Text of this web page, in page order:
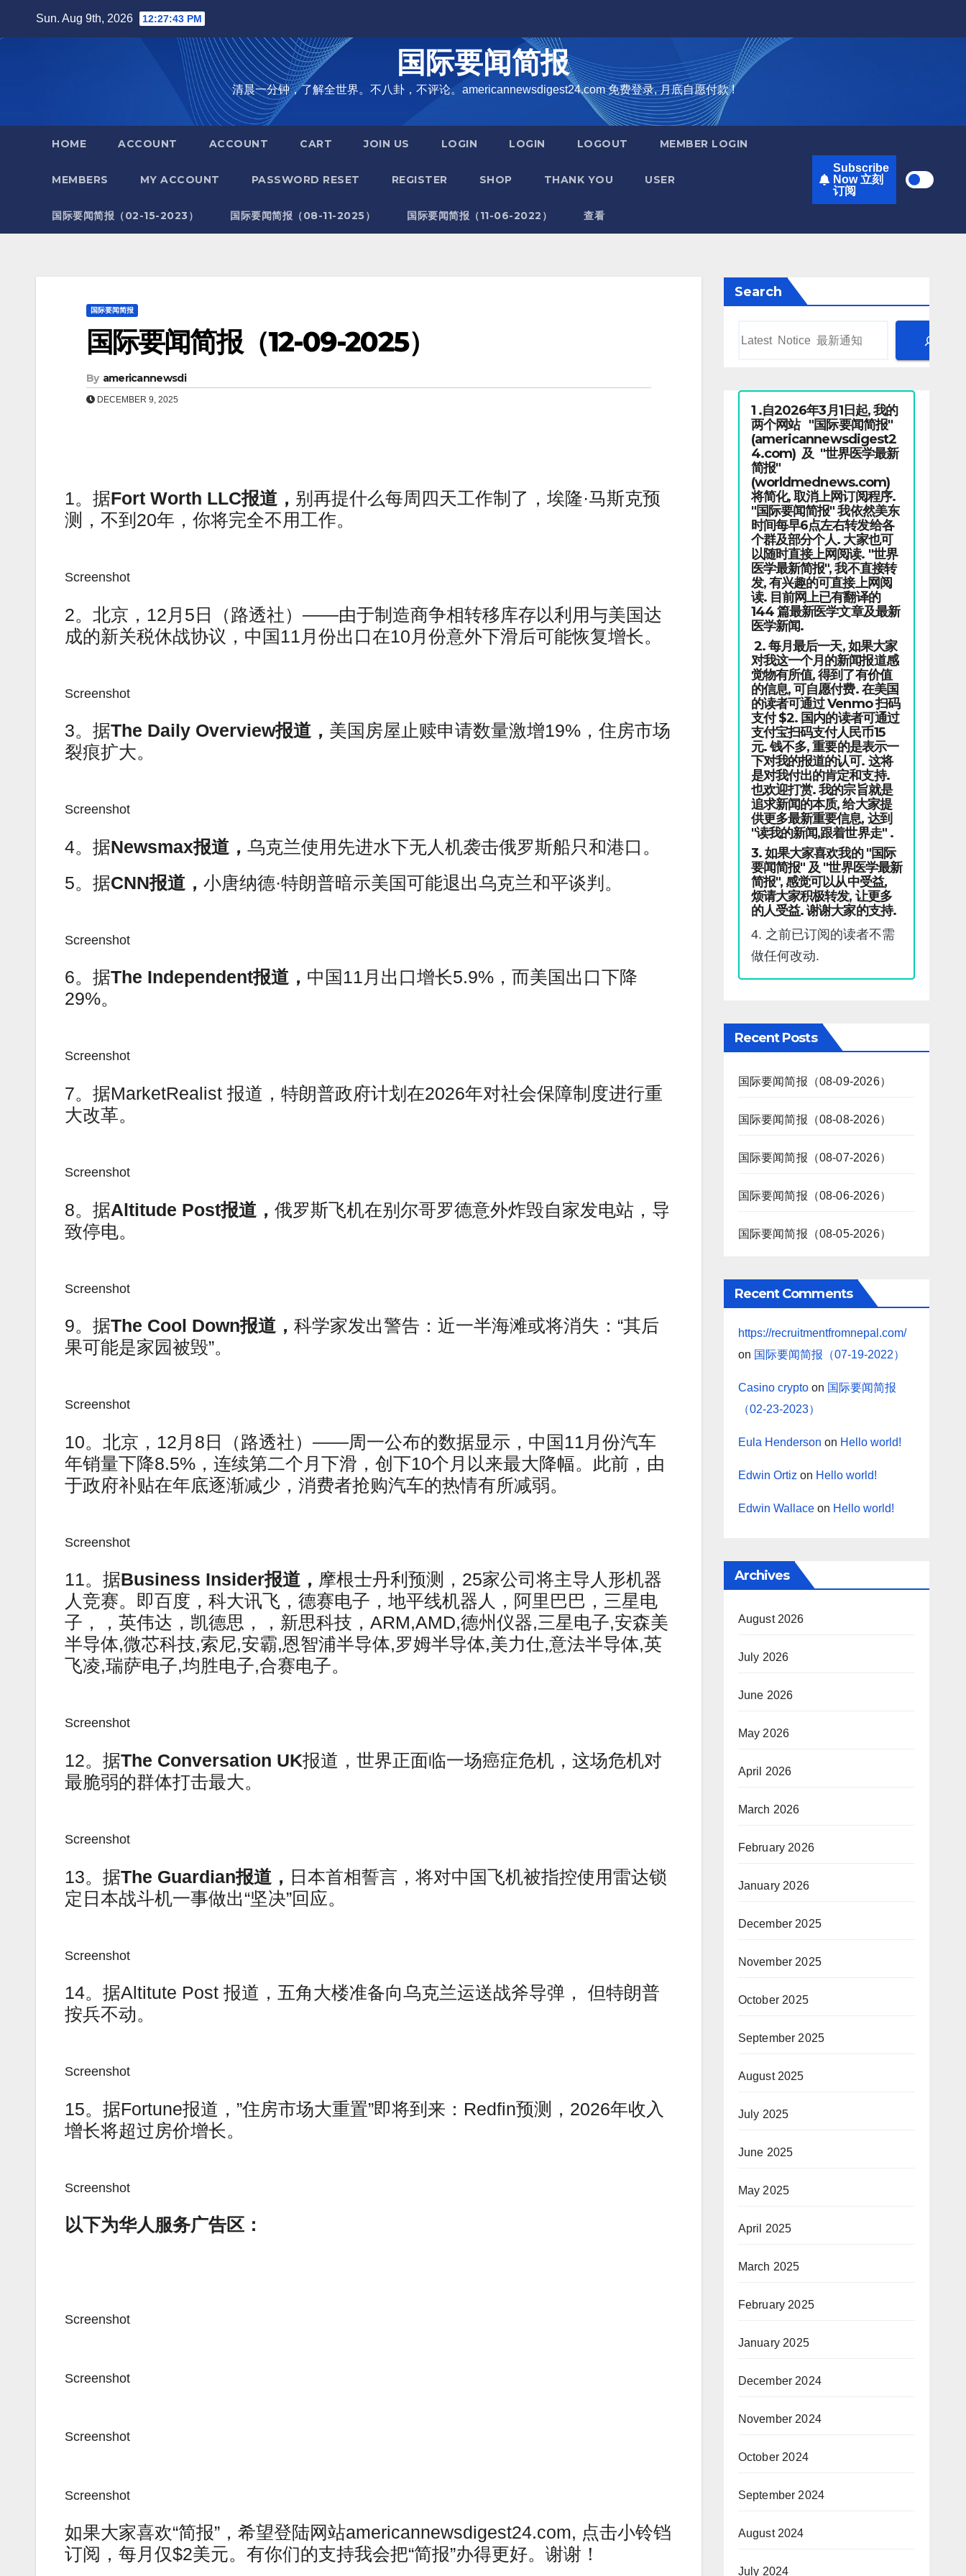
Sun. Aug 9th, 2026 12:27:44 PM
国际要闻简报
清晨一分钟，了解全世界。不八卦，不评论。americannewsdigest24.com 免费登录, 月底自愿付款 !
HOME ACCOUNT ACCOUNT CART JOIN US LOGIN LOGIN LOGOUT MEMBER LOGIN
MEMBERS MY ACCOUNT PASSWORD RESET REGISTER SHOP THANK YOU USER
国际要闻简报（02-15-2023） 国际要闻简报（08-11-2025） 国际要闻简报（11-06-2022） 查看
Subscribe
Now 立刻
订阅
国际要闻简报
国际要闻简报（12-09-2025）
By americannewsdi
DECEMBER 9, 2025
1。据Fort Worth LLC报道， 别再提什么每周四天工作制了，埃隆·马斯克预
测，不到20年，你将完全不用工作。
Screenshot
2。北京，12月5日（路透社）——由于制造商争相转移库存以利用与美国达
成的新关税休战协议，中国11月份出口在10月份意外下滑后可能恢复增长。
Screenshot
3。据The Daily Overview报道， 美国房屋止赎申请数量激增19%，住房市场
裂痕扩大。
Screenshot
4。据Newsmax报道， 乌克兰使用先进水下无人机袭击俄罗斯船只和港口。
5。据CNN报道， 小唐纳德·特朗普暗示美国可能退出乌克兰和平谈判。
Screenshot
6。据The Independent报道， 中国11月出口增长5.9%，而美国出口下降
29%。
Screenshot
7。据MarketRealist 报道，特朗普政府计划在2026年对社会保障制度进行重
大改革。
Screenshot
8。据Altitude Post报道， 俄罗斯飞机在别尔哥罗德意外炸毁自家发电站，导
致停电。
Screenshot
9。据The Cool Down报道， 科学家发出警告：近一半海滩或将消失：“其后
果可能是家园被毁”。
Screenshot
10。北京，12月8日（路透社）——周一公布的数据显示，中国11月份汽车
年销量下降8.5%，连续第二个月下滑，创下10个月以来最大降幅。此前，由
于政府补贴在年底逐渐减少，消费者抢购汽车的热情有所减弱。
Screenshot
11。据Business Insider报道， 摩根士丹利预测，25家公司将主导人形机器
人竞赛。即百度，科大讯飞，德赛电子，地平线机器人，阿里巴巴，三星电
子，，英伟达，凯德思，，新思科技，ARM,AMD,德州仪器,三星电子,安森美
半导体,微芯科技,索尼,安霸,恩智浦半导体,罗姆半导体,美力仕,意法半导体,英
飞凌,瑞萨电子,均胜电子,合赛电子。
Screenshot
12。据The Conversation UK报道，世界正面临一场癌症危机，这场危机对
最脆弱的群体打击最大。
Screenshot
13。据The Guardian报道， 日本首相誓言，将对中国飞机被指控使用雷达锁
定日本战斗机一事做出“坚决”回应。
Screenshot
14。据Altitute Post 报道，五角大楼准备向乌克兰运送战斧导弹， 但特朗普
按兵不动。
Screenshot
15。据Fortune报道，”住房市场大重置”即将到来：Redfin预测，2026年收入
增长将超过房价增长。
Screenshot
以下为华人服务广告区：
Screenshot
Screenshot
Screenshot
Screenshot
如果大家喜欢“简报”，希望登陆网站americannewsdigest24.com, 点击小铃铛
订阅，每月仅$2美元。有你们的支持我会把“简报”办得更好。谢谢！
Search
1 .自2026年3月1日起, 我的
两个网站 "国际要闻简报"
(americannewsdigest2
4.com) 及 "世界医学最新
简报"
(worldmednews.com)
将简化, 取消上网订阅程序.
"国际要闻简报" 我依然美东
时间每早6点左右转发给各
个群及部分个人. 大家也可
以随时直接上网阅读. "世界
医学最新简报", 我不直接转
发, 有兴趣的可直接上网阅
读. 目前网上已有翻译的
144 篇最新医学文章及最新
医学新闻.
2. 每月最后一天, 如果大家
对我这一个月的新闻报道感
觉物有所值, 得到了有价值
的信息, 可自愿付费. 在美国
的读者可通过 Venmo 扫码
支付 $2. 国内的读者可通过
支付宝扫码支付人民币15
元. 钱不多, 重要的是表示一
下对我的报道的认可. 这将
是对我付出的肯定和支持.
也欢迎打赏. 我的宗旨就是
追求新闻的本质, 给大家提
供更多最新重要信息, 达到
"读我的新闻,跟着世界走" .
3. 如果大家喜欢我的 "国际
要闻简报" 及 "世界医学最新
简报", 感觉可以从中受益,
烦请大家积极转发, 让更多
的人受益. 谢谢大家的支持.
4. 之前已订阅的读者不需
做任何改动.
Recent Posts
国际要闻简报（08-09-2026）
国际要闻简报（08-08-2026）
国际要闻简报（08-07-2026）
国际要闻简报（08-06-2026）
国际要闻简报（08-05-2026）
Recent Comments
https://recruitmentfromnepal.com/
on 国际要闻简报（07-19-2022）
Casino cryptoon 国际要闻简报
（02-23-2023）
Eula Henderson on Hello world!
Edwin Ortiz on Hello world!
Edwin Wallaceon Hello world!
Archives
August 2026
July 2026
June 2026
May 2026
April 2026
March 2026
February 2026
January 2026
December 2025
November 2025
October 2025
September 2025
August 2025
July 2025
June 2025
May 2025
April 2025
March 2025
February 2025
January 2025
December 2024
November 2024
October 2024
September 2024
August 2024
July 2024